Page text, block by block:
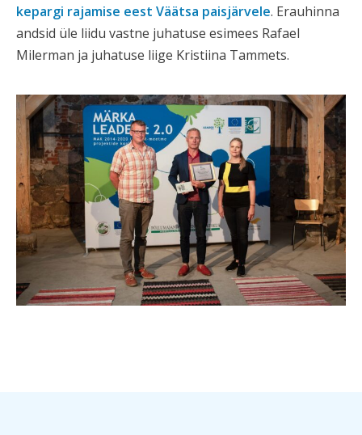
kepargi rajamise eest Väätsa paisjärvele. Erauhinna
andsid üle liidu vastne juhatuse esimees Rafael
Milerman ja juhatuse liige Kristiina Tammets.